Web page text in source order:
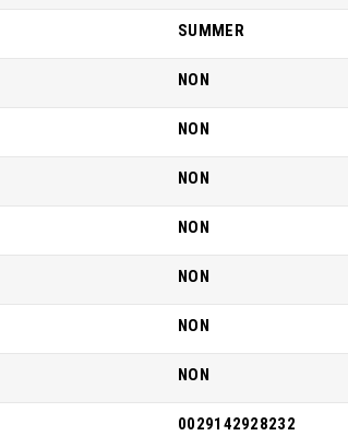
SUMMER
NON
NON
NON
NON
NON
NON
NON
0029142928232